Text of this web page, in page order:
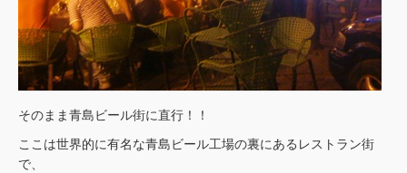
そのまま青島ビール街に直行！！
ここは世界的に有名な青島ビール工場の裏にあるレストラン街
で、